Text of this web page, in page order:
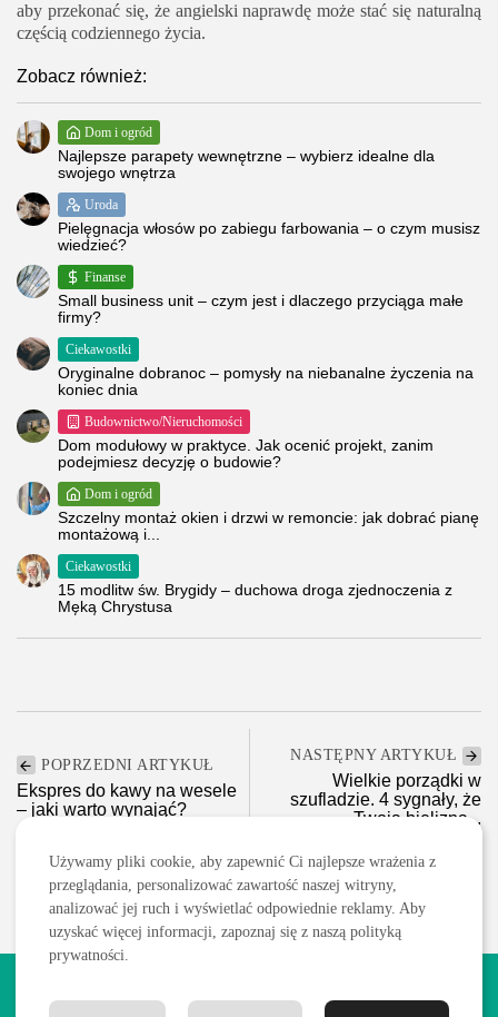
aby przekonać się, że angielski naprawdę może stać się naturalną
częścią codziennego życia.
Zobacz również:
Dom i ogród
Najlepsze parapety wewnętrzne – wybierz idealne dla
swojego wnętrza
Uroda
Pielęgnacja włosów po zabiegu farbowania – o czym musisz
wiedzieć?
Finanse
Small business unit – czym jest i dlaczego przyciąga małe
firmy?
Ciekawostki
Oryginalne dobranoc – pomysły na niebanalne życzenia na
koniec dnia
Budownictwo/Nieruchomości
Dom modułowy w praktyce. Jak ocenić projekt, zanim
podejmiesz decyzję o budowie?
Dom i ogród
Szczelny montaż okien i drzwi w remoncie: jak dobrać pianę
montażową i...
Ciekawostki
15 modlitw św. Brygidy – duchowa droga zjednoczenia z
Męką Chrystusa
POPRZEDNI ARTYKUŁ
Ekspres do kawy na wesele
– jaki warto wynająć?
NASTĘPNY ARTYKUŁ
Wielkie porządki w
szufladzie. 4 sygnały, że
Twoja bielizna...
są chronione prawem autorskim.
Używamy pliki cookie, aby zapewnić Ci najlepsze wrażenia z
przeglądania, personalizować zawartość naszej witryny,
analizować jej ruch i wyświetlać odpowiednie reklamy. Aby
uzyskać więcej informacji, zapoznaj się z naszą polityką
prywatności.